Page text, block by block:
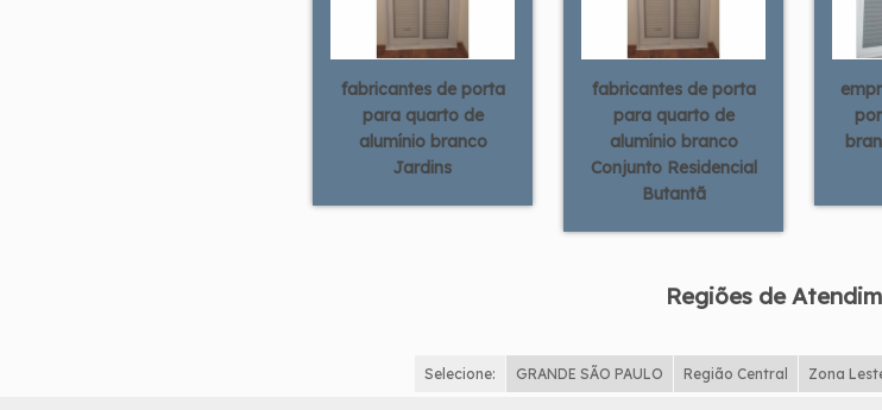
fabricantes de porta
para quarto de
alumínio branco
Jardins
fabricantes de porta
para quarto de
alumínio branco
Conjunto Residencial
Butantã
Regiões de
Selecione: GRANDE SÃO PAULO Região Central Zona